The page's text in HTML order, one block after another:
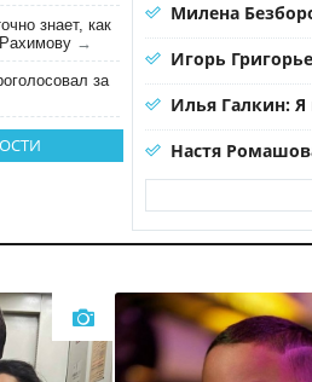
знает, как
→
за
Милена
Игорь
Илья Галкин: Я
Настя